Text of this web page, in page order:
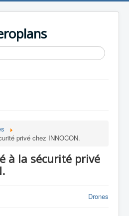
privé chez INNOCON.
à la sécurité privé
Drones